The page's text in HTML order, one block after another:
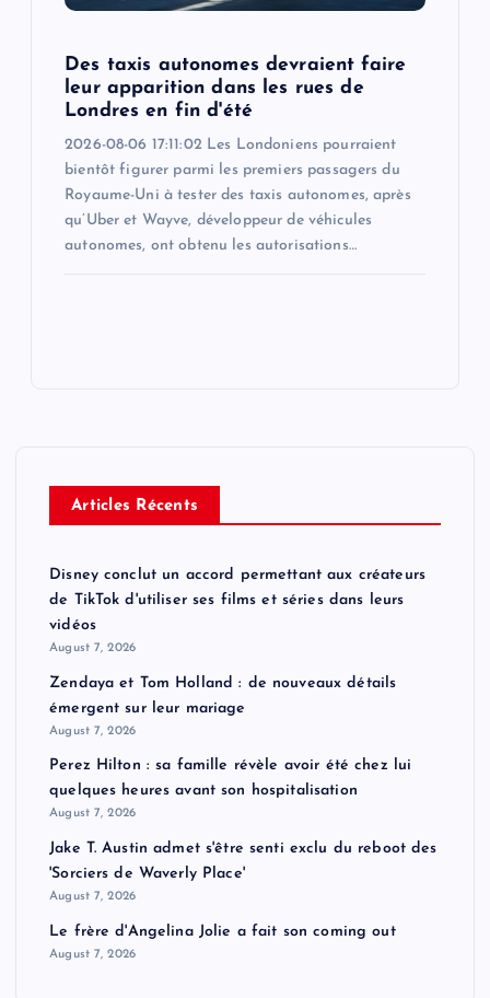
Des taxis autonomes devraient faire
leur apparition dans les rues de
Londres en fin d'été
2026-08-06 17:11:02 Les Londoniens pourraient
bientôt figurer parmi les premiers passagers du
Royaume-Uni à tester des taxis autonomes, après
qu’Uber et Wayve, développeur de véhicules
autonomes, ont obtenu les autorisations…
Articles Récents
Disney conclut un accord permettant aux créateurs
de TikTok d'utiliser ses films et séries dans leurs
vidéos
August 7, 2026
Zendaya et Tom Holland : de nouveaux détails
émergent sur leur mariage
August 7, 2026
Perez Hilton : sa famille révèle avoir été chez lui
quelques heures avant son hospitalisation
August 7, 2026
Jake T. Austin admet s'être senti exclu du reboot des
'Sorciers de Waverly Place'
August 7, 2026
Le frère d'Angelina Jolie a fait son coming out
August 7, 2026